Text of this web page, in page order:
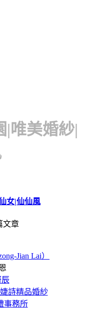
|唯美婚紗|
女|仙仙風
文章
Jian Lai）
婕詩精品婚紗
事務所